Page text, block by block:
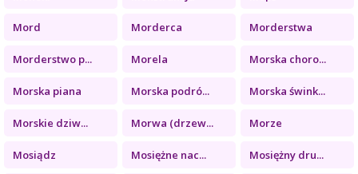
Mord Morderca Morderstwa
Morderstwo p... Morela Morska choro...
Morska piana Morska podró... Morska śwink...
Morskie dziw... Morwa (drzew... Morze
Mosiądz Mosiężne nac... Mosiężny dru...